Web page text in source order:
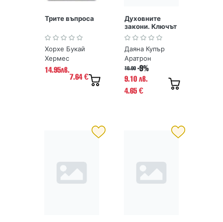
Трите въпроса
Хорхе Букай
Хермес
14.95лв.
7.64€
Духовните
закони. Ключът
към небето
Даяна Купър
Аратрон
10.00 -9%
9.10 лв.
4.65 €